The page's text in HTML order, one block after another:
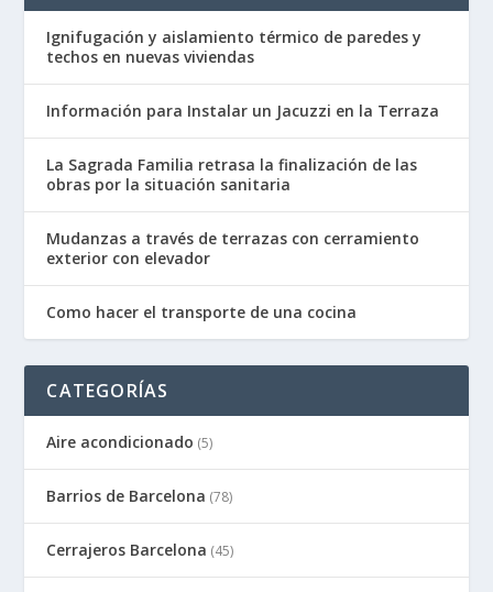
Ignifugación y aislamiento térmico de paredes y
techos en nuevas viviendas
Información para Instalar un Jacuzzi en la Terraza
La Sagrada Familia retrasa la finalización de las
obras por la situación sanitaria
Mudanzas a través de terrazas con cerramiento
exterior con elevador
Como hacer el transporte de una cocina
CATEGORÍAS
Aire acondicionado (5)
Barrios de Barcelona (78)
Cerrajeros Barcelona (45)